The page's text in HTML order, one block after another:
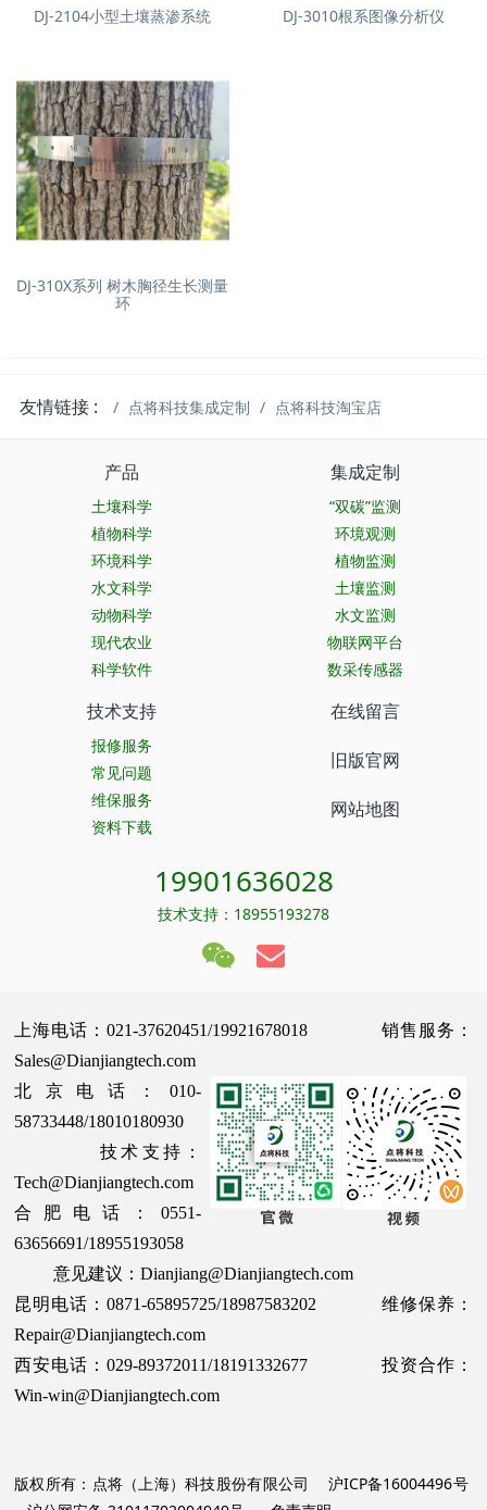
DJ-2104小型土壤蒸渗系统 DJ-3010根系图像分析仪
DJ-310X系列 树木胸径生长测量
环
友情链接 : 点将科技集成定制 点将科技淘宝店
产品
土壤科学
植物科学
环境科学
水文科学
动物科学
现代农业
科学软件
集成定制
“双碳”监测
环境观测
植物监测
土壤监测
水文监测
物联网平台
数采传感器
技术支持
报修服务
常见问题
维保服务
资料下载
在线留言
旧版官网
网站地图
19901636028
技术支持：18955193278
上海电话：021-37620451/19921678018 销售服务：
Sales@Dianjiangtech.com
北京电话：010-
58733448/18010180930
技术支持：
Tech@Dianjiangtech.com
合肥电话：0551-
63656691/18955193058
意见建议：Dianjiang@Dianjiangtech.com
昆明电话：0871-65895725/18987583202 维修保养：
Repair@Dianjiangtech.com
西安电话：029-89372011/18191332677 投资合作：
Win-win@Dianjiangtech.com
版权所有：点将（上海）科技股份有限公司 沪ICP备16004496号